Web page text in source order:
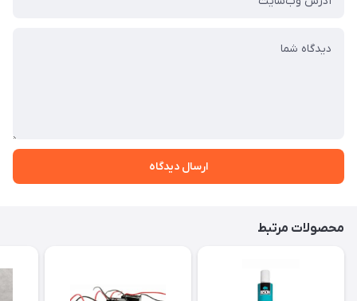
ارسال دیدگاه
محصولات مرتبط